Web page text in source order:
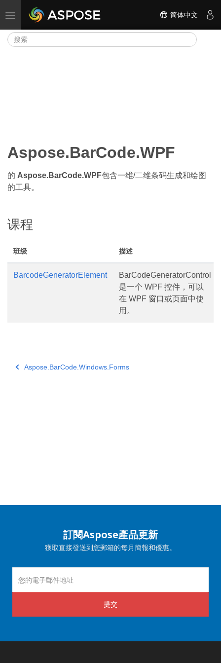
切换导航 简体中文
Aspose.BarCode.WPF
的 Aspose.BarCode.WPF包含一维/二维条码生成和绘图
的工具。
课程
班级 描述
BarcodeGeneratorElement
BarCodeGeneratorControl
是一个 WPF 控件，可以
在 WPF 窗口或页面中使
用。
Aspose.BarCode.Windows.Forms
訂閱Aspose產品更新
獲取直接發送到您郵箱的每月簡報和優惠。
提交